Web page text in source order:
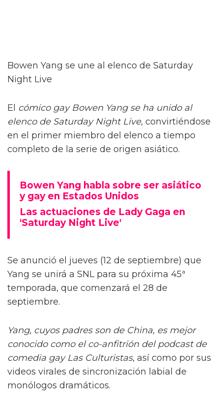
Bowen Yang se une al elenco de Saturday
Night Live
El cómico gay Bowen Yang se ha unido al
elenco de Saturday Night Live, convirtiéndose
en el primer miembro del elenco a tiempo
completo de la serie de origen asiático.
Bowen Yang habla sobre ser asiático
y gay en Estados Unidos
Las actuaciones de Lady Gaga en
'Saturday Night Live'
Se anunció el jueves (12 de septiembre) que
Yang se unirá a SNL para su próxima 45ª
temporada, que comenzará el 28 de
septiembre.
Yang, cuyos padres son de China, es mejor
conocido como el co-anfitrión del podcast de
comedia gay Las Culturistas, así como por sus
videos virales de sincronización labial de
monólogos dramáticos.